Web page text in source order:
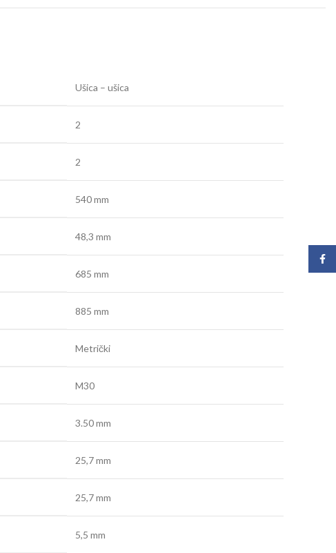
Ušica – ušica
2
2
540 mm
48,3 mm
685 mm
885 mm
Metrički
M30
3.50 mm
25,7 mm
25,7 mm
5,5 mm